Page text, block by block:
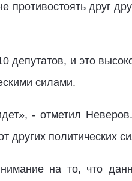
противостоять друг
депутатов, и это
силами.
- отметил
других политических
на то, что